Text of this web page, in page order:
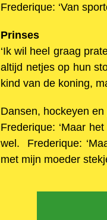
Frederique: ‘Van
Prinses
‘Ik wil heel graag
altijd netjes op hun
kind van de koning,
Dansen, hockeyen
Frederique: ‘Maar
wel. Frederique:
met mijn moeder